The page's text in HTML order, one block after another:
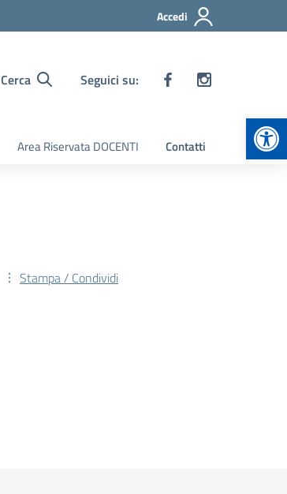
Accedi
Cerca Seguici su:
Area Riservata DOCENTI Contatti
Stampa / Condividi